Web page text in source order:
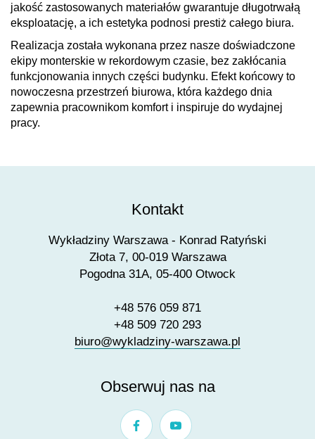
jakość zastosowanych materiałów gwarantuje długotrwałą
eksploatację, a ich estetyka podnosi prestiż całego biura.
Realizacja została wykonana przez nasze doświadczone
ekipy monterskie w rekordowym czasie, bez zakłócania
funkcjonowania innych części budynku. Efekt końcowy to
nowoczesna przestrzeń biurowa, która każdego dnia
zapewnia pracownikom komfort i inspiruje do wydajnej
pracy.
Kontakt
Wykładziny Warszawa - Konrad Ratyński
Złota 7, 00-019 Warszawa
Pogodna 31A, 05-400 Otwock
+48 576 059 871
+48 509 720 293
biuro@wykladziny-warszawa.pl
Obserwuj nas na